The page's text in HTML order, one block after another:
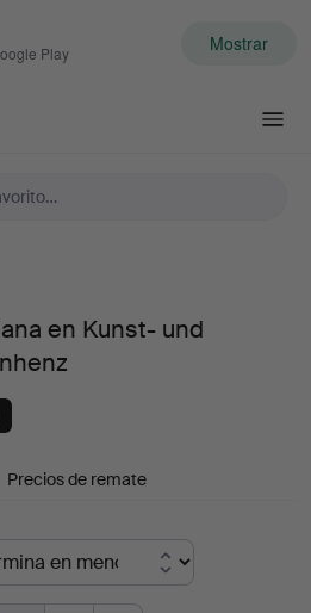
Play Mostrar
en Kunst- und
Precios de remate